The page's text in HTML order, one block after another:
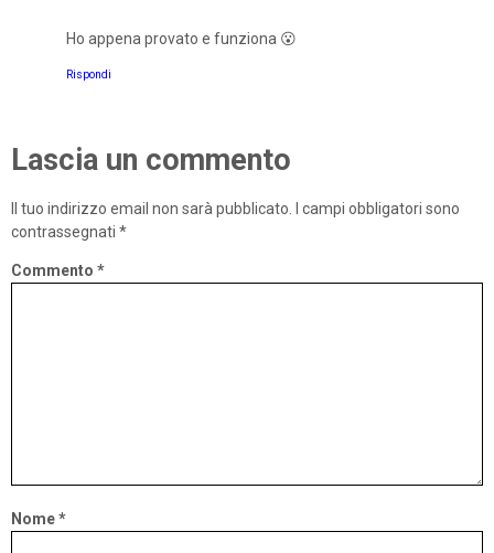
Ho appena provato e funziona 😮
Rispondi
Lascia un commento
Il tuo indirizzo email non sarà pubblicato.
I campi obbligatori sono
contrassegnati *
Commento *
Nome*